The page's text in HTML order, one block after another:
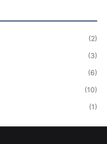
(2)
(3)
(6)
(10)
(1)